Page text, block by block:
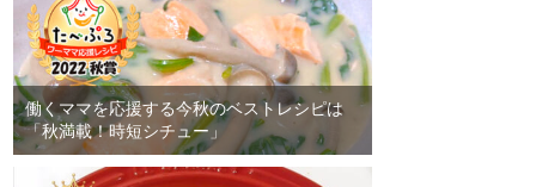
働くママを応援する今秋のベストレシピは
「秋満載！時短シチュー」